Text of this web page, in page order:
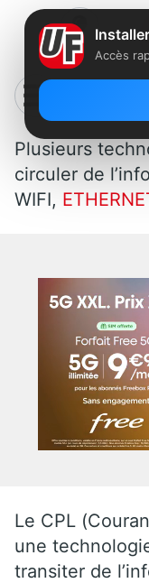
CPL : Free
Plusieurs
circuler de
WIFI,
Le CPL
une
transiter de
Accès